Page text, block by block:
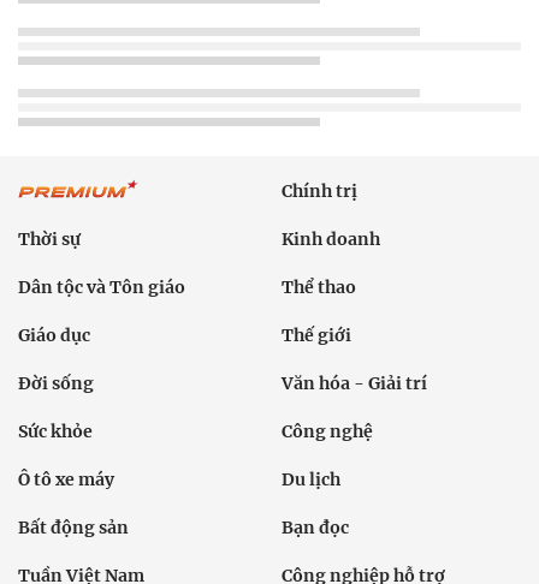
Chính trị
Thời sự Kinh doanh
Dân tộc và Tôn giáo Thể thao
Giáo dục Thế giới
Đời sống Văn hóa - Giải trí
Sức khỏe Công nghệ
Ô tô xe máy Du lịch
Bất động sản Bạn đọc
Tuần Việt Nam Công nghiệp hỗ trợ